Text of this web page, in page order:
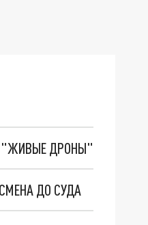
"ЖИВЫЕ ДРОНЫ"
ДО СУДА